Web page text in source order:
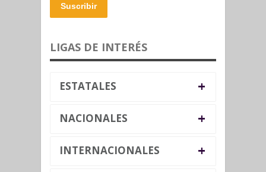
Suscribir
LIGAS DE INTERÉS
ESTATALES +
NACIONALES +
INTERNACIONALES +